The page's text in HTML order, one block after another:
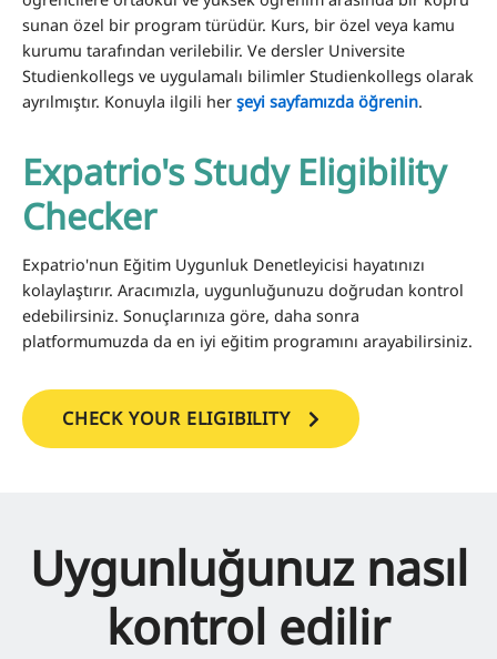
sunan özel bir program türüdür. Kurs, bir özel veya kamu
kurumu tarafından verilebilir. Ve dersler Universite
Studienkollegs ve uygulamalı bilimler Studienkollegs olarak
ayrılmıştır. Konuyla ilgili her şeyi sayfamızda öğrenin.
Expatrio's Study Eligibility
Checker
Expatrio'nun Eğitim Uygunluk Denetleyicisi hayatınızı
kolaylaştırır. Aracımızla, uygunluğunuzu doğrudan kontrol
edebilirsiniz. Sonuçlarınıza göre, daha sonra
platformumuzda da en iyi eğitim programını arayabilirsiniz.
CHECK YOUR ELIGIBILITY
Uygunluğunuz nasıl
kontrol edilir